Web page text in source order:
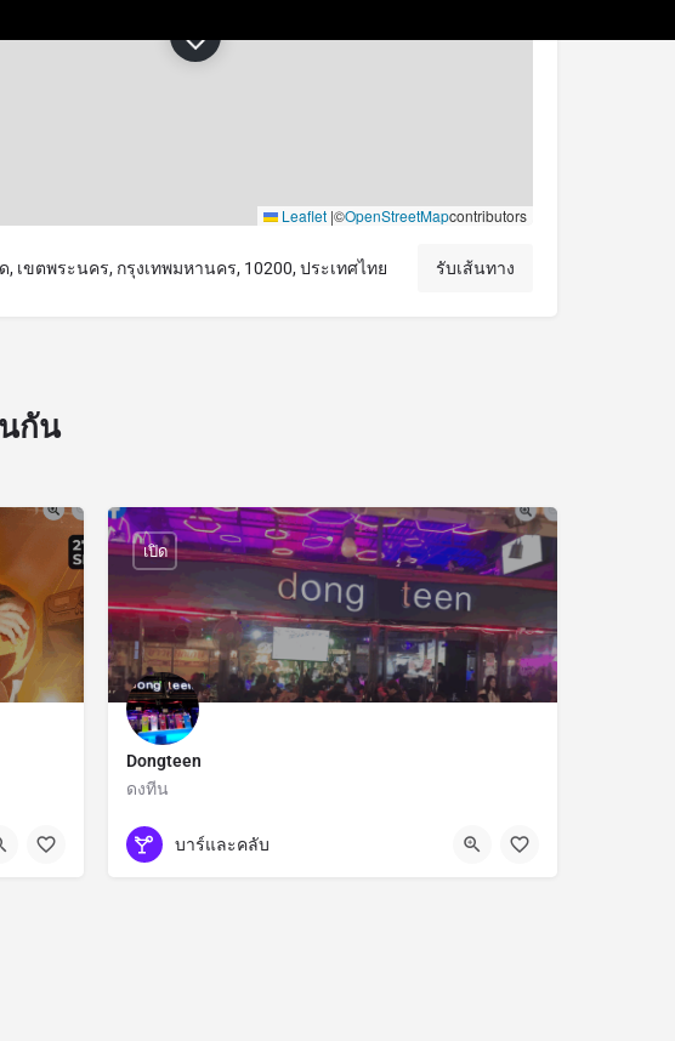
Leaflet |©OpenStreetMapcontributors
เขตพระนคร, กรุงเทพมหานคร, 10200, ประเทศไทย รับเส้นทาง
กัน
Dongteen
ดงทีน
กรุงเทพมหานคร
เปิด
บาร์และคลับ